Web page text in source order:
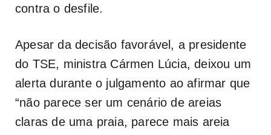
contra o desfile.
Apesar da decisão favorável, a presidente
do TSE, ministra Cármen Lúcia, deixou um
alerta durante o julgamento ao afirmar que
“não parece ser um cenário de areias
claras de uma praia, parece mais areia